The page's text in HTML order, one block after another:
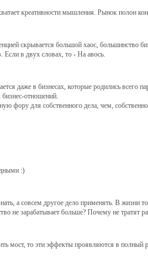
креативности мышления. Рынок полон
скрывается большой хаос, большинство
в двух словах, то - На авось.
даже в бизнесах, которые родились всего
бизнес-отношений.
фору для собственного дела, чем,
:)
а совсем другое дело применять. В
не зарабатывает больше? Почему не тратят
мост, то эти эффекты проявляются в полный